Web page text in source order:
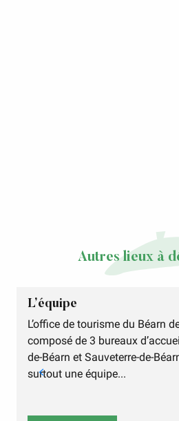
Autres lieux à
L’équipe
L’office de tourisme du Béarn
composé de 3 bureaux
de-Béarn et Sauveterre-de-
surtout une équipe...